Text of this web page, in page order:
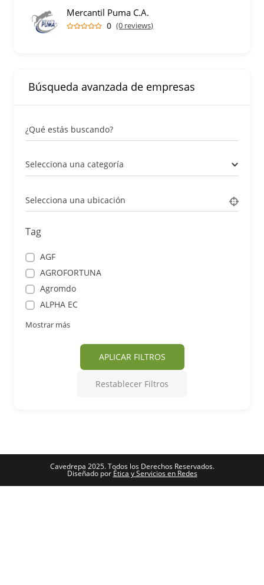
Mercantil Puma C.A.
0 (0 reviews)
Búsqueda avanzada de empresas
¿Qué estás buscando?
Selecciona una categoría
Selecciona una ubicación
Tag
AGF
AGROFORTUNA
Agromdo
ALPHA EC
Mostrar más
APLICAR FILTROS
Restablecer Filtros
Cavedrepa 2025. Todos los Derechos Reservados.
Diseñado por Ética y Servicios en Redes